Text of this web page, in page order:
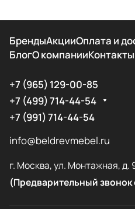
БрендыАкцииОплата и
БлогО компанииКонтакты
+7 (965) 129-00-85
+7 (499) 714-44-54
+7 (991) 714-44-54
info@beldrevmebel.ru
г. Москва, ул. Монтажная, д.
(Предварительный звонок